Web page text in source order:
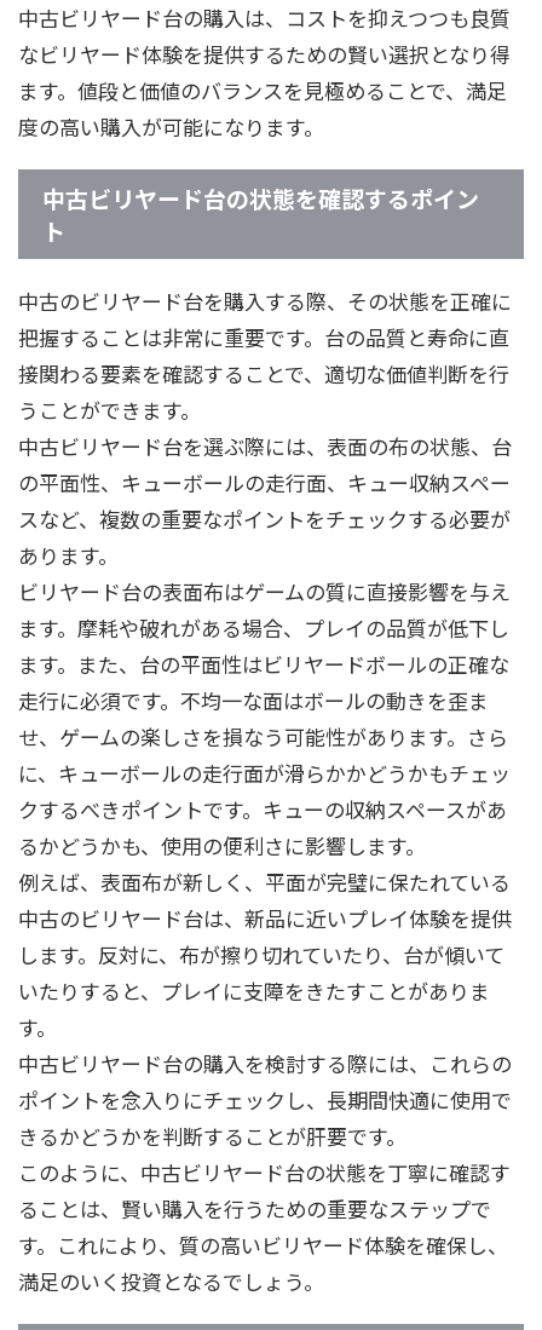
中古ビリヤード台の購入は、コストを抑えつつも良質
なビリヤード体験を提供するための賢い選択となり得
ます。値段と価値のバランスを見極めることで、満足
度の高い購入が可能になります。
中古ビリヤード台の状態を確認するポイン
ト
中古のビリヤード台を購入する際、その状態を正確に
把握することは非常に重要です。台の品質と寿命に直
接関わる要素を確認することで、適切な価値判断を行
うことができます。
中古ビリヤード台を選ぶ際には、表面の布の状態、台
の平面性、キューボールの走行面、キュー収納スペー
スなど、複数の重要なポイントをチェックする必要が
あります。
ビリヤード台の表面布はゲームの質に直接影響を与え
ます。摩耗や破れがある場合、プレイの品質が低下し
ます。また、台の平面性はビリヤードボールの正確な
走行に必須です。不均一な面はボールの動きを歪ま
せ、ゲームの楽しさを損なう可能性があります。さら
に、キューボールの走行面が滑らかかどうかもチェッ
クするべきポイントです。キューの収納スペースがあ
るかどうかも、使用の便利さに影響します。
例えば、表面布が新しく、平面が完璧に保たれている
中古のビリヤード台は、新品に近いプレイ体験を提供
します。反対に、布が擦り切れていたり、台が傾いて
いたりすると、プレイに支障をきたすことがありま
す。
中古ビリヤード台の購入を検討する際には、これらの
ポイントを念入りにチェックし、長期間快適に使用で
きるかどうかを判断することが肝要です。
このように、中古ビリヤード台の状態を丁寧に確認す
ることは、賢い購入を行うための重要なステップで
す。これにより、質の高いビリヤード体験を確保し、
満足のいく投資となるでしょう。